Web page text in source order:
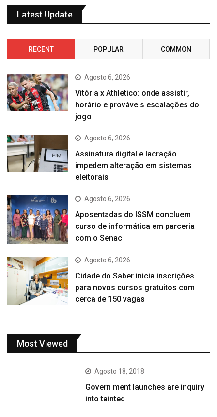
Latest Update
RECENT POPULAR COMMON
Agosto 6, 2026
Vitória x Athletico: onde assistir,
horário e prováveis escalações do
jogo
Agosto 6, 2026
Assinatura digital e lacração
impedem alteração em sistemas
eleitorais
Agosto 6, 2026
Aposentadas do ISSM concluem
curso de informática em parceria
com o Senac
Agosto 6, 2026
Cidade do Saber inicia inscrições
para novos cursos gratuitos com
cerca de 150 vagas
Most Viewed
Agosto 18, 2018
Govern ment launches are inquiry
into tainted